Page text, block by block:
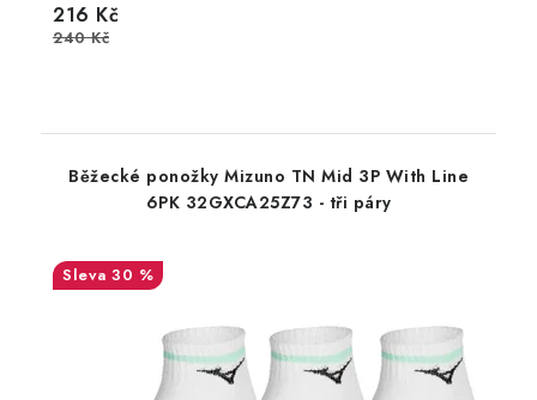
216 Kč
240 Kč
Běžecké ponožky Mizuno TN Mid 3P With Line
6PK 32GXCA25Z73 - tři páry
30 %